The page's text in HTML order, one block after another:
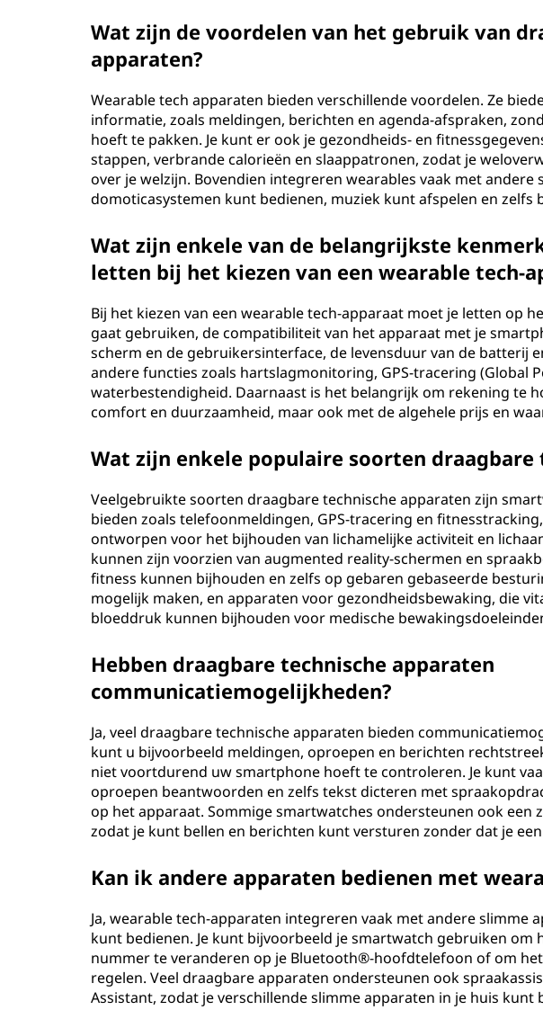
Wat zijn de voordelen van het gebruik van
apparaten?
Wearable tech apparaten bieden verschillende voordelen. Ze
informatie, zoals meldingen, berichten en agenda-afspraken,
hoeft te pakken. Je kunt er ook je gezondheids- en
stappen, verbrande calorieën en slaappatronen, zodat je
over je welzijn. Bovendien integreren wearables vaak met andere
domoticasystemen kunt bedienen, muziek kunt afspelen en zelfs
Wat zijn enkele van de belangrijkste
letten bij het kiezen van een wearable tech-
Bij het kiezen van een wearable tech-apparaat moet je letten op
gaat gebruiken, de compatibiliteit van het apparaat met je
scherm en de gebruikersinterface, de levensduur van de batterij
andere functies zoals hartslagmonitoring, GPS-tracering (Global
waterbestendigheid. Daarnaast is het belangrijk om rekening te
comfort en duurzaamheid, maar ook met de algehele prijs en
Wat zijn enkele populaire soorten draagbare
Veelgebruikte soorten draagbare technische apparaten zijn
bieden zoals telefoonmeldingen, GPS-tracering en
ontworpen voor het bijhouden van lichamelijke activiteit en
kunnen zijn voorzien van augmented reality-schermen en
fitness kunnen bijhouden en zelfs op gebaren gebaseerde
mogelijk maken, en apparaten voor gezondheidsbewaking, die
bloeddruk kunnen bijhouden voor medische
Hebben draagbare technische apparaten
communicatiemogelijkheden?
Ja, veel draagbare technische apparaten bieden
kunt u bijvoorbeeld meldingen, oproepen en berichten
niet voortdurend uw smartphone hoeft te controleren. Je kunt
oproepen beantwoorden en zelfs tekst dicteren met
op het apparaat. Sommige smartwatches ondersteunen ook een
zodat je kunt bellen en berichten kunt versturen zonder dat je
Kan ik andere apparaten bedienen met
Ja, wearable tech-apparaten integreren vaak met andere slimme
kunt bedienen. Je kunt bijvoorbeeld je smartwatch gebruiken om
nummer te veranderen op je Bluetooth®-hoofdtelefoon of om
regelen. Veel draagbare apparaten ondersteunen ook
Assistant, zodat je verschillende slimme apparaten in je huis